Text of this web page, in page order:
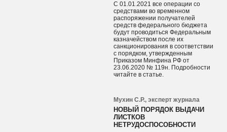
С 01.01.2021 все операции со
средствами во временном
распоряжении получателей
средств федерального бюджета
будут проводиться Федеральным
казначейством после их
санкционирования в соответствии
с порядком, утвержденным
Приказом Минфина РФ от
23.06.2020 № 119н. Подробности
читайте в статье.
Мухин С.Р., эксперт журнала
НОВЫЙ ПОРЯДОК ВЫДАЧИ
ЛИСТКОВ
НЕТРУДОСПОСОБНОСТИ